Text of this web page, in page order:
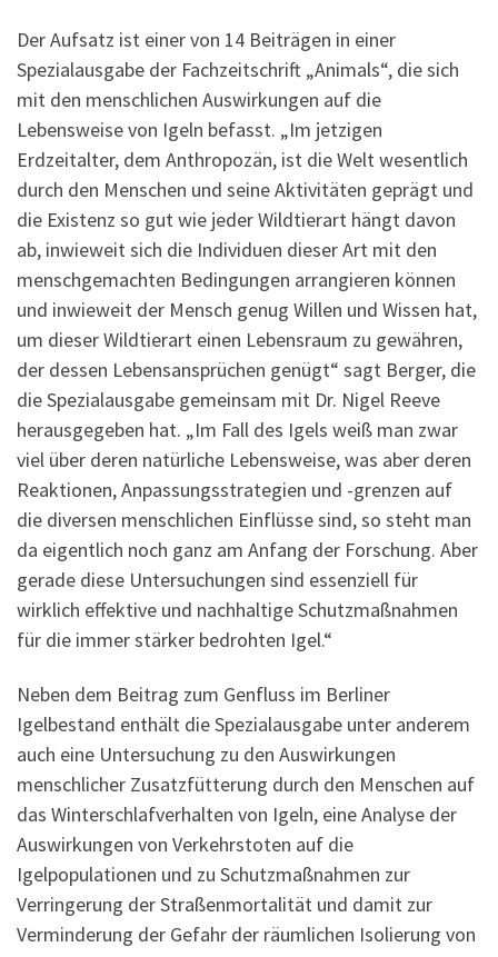
Der Aufsatz ist einer von 14 Beiträgen in einer
Spezialausgabe der Fachzeitschrift „Animals“, die sich
mit den menschlichen Auswirkungen auf die
Lebensweise von Igeln befasst. „Im jetzigen
Erdzeitalter, dem Anthropozän, ist die Welt wesentlich
durch den Menschen und seine Aktivitäten geprägt und
die Existenz so gut wie jeder Wildtierart hängt davon
ab, inwieweit sich die Individuen dieser Art mit den
menschgemachten Bedingungen arrangieren können
und inwieweit der Mensch genug Willen und Wissen hat,
um dieser Wildtierart einen Lebensraum zu gewähren,
der dessen Lebensansprüchen genügt“ sagt Berger, die
die Spezialausgabe gemeinsam mit Dr. Nigel Reeve
herausgegeben hat. „Im Fall des Igels weiß man zwar
viel über deren natürliche Lebensweise, was aber deren
Reaktionen, Anpassungsstrategien und -grenzen auf
die diversen menschlichen Einflüsse sind, so steht man
da eigentlich noch ganz am Anfang der Forschung. Aber
gerade diese Untersuchungen sind essenziell für
wirklich effektive und nachhaltige Schutzmaßnahmen
für die immer stärker bedrohten Igel.“
Neben dem Beitrag zum Genfluss im Berliner
Igelbestand enthält die Spezialausgabe unter anderem
auch eine Untersuchung zu den Auswirkungen
menschlicher Zusatzfütterung durch den Menschen auf
das Winterschlafverhalten von Igeln, eine Analyse der
Auswirkungen von Verkehrstoten auf die
Igelpopulationen und zu Schutzmaßnahmen zur
Verringerung der Straßenmortalität und damit zur
Verminderung der Gefahr der räumlichen Isolierung von